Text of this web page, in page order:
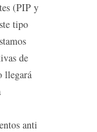
(PIP y
tipo
de
llegará
anti